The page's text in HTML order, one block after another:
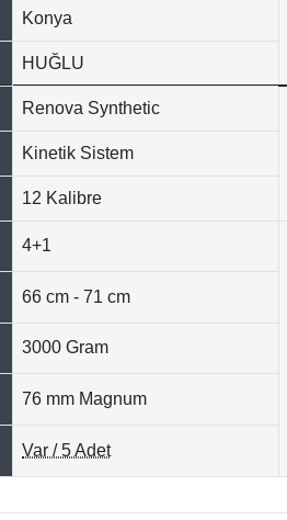
Konya
HUĞLU
Renova Synthetic
Kinetik Sistem
12 Kalibre
4+1
66 cm - 71 cm
3000 Gram
76 mm Magnum
Var / 5 Adet